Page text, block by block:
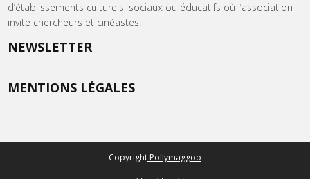
d’établissements culturels, sociaux ou éducatifs où l’association
invite chercheurs et cinéastes.
NEWSLETTER
MENTIONS LÉGALES
Copyright Pollymaggoo